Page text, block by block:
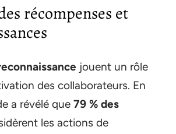
récompenses et
jouent un rôle
des collaborateurs. En
a révélé que 79 % des
les actions de